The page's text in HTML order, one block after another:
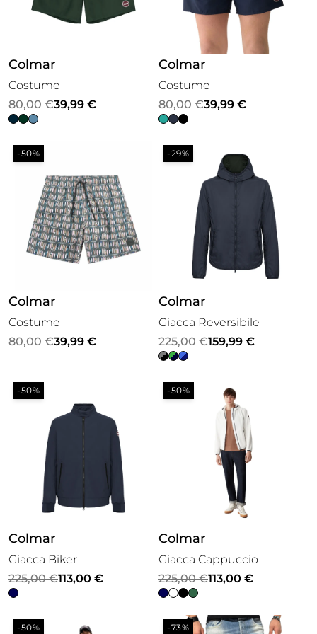
Colmar
Costume
80,00€
Il
prezzo
originale
era:
80,00 €.
39,99 €
Il
prezzo
attuale
è:
39,99 €.
Colmar
Costume
80,00€
Il
prezzo
originale
era:
39,99 €
Il
prezzo
attuale
è:
-50%
Colmar
Costume
80,00€
Il
originale
era:
39,99 €
Il
attuale
è:
-29%
Colmar
Giacca Reversibile
225,00€
Il
prezzo
originale
era:
159,99 €
Il
prezzo
attuale
è:
-50%
Colmar
Giacca Biker
225,00€
Il
prezzo
originale
113,00 €
Il
prezzo
attuale
-50%
Colmar
Giacca Cappuccio
225,00€
Il
prezzo
originale
113,00 €
Il
prezzo
attuale
-50% -73%